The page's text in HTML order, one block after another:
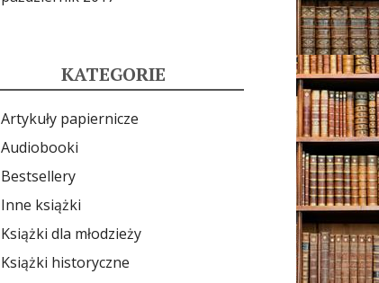
KATEGORIE
Artykuły papiernicze
Audiobooki
Bestsellery
Inne książki
Książki dla młodzieży
Książki historyczne